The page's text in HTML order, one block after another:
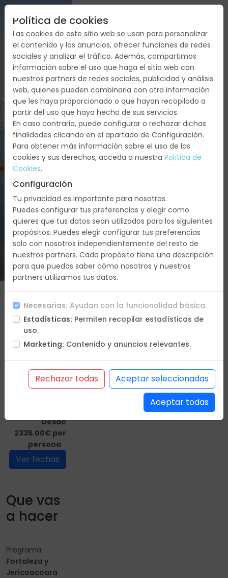
FORTALEZA
Y
JERICOACOARA
Brasil:
Fortaleza,
Jericoacoara
Duracion
9 días
Que vas a
hacer
Itinerario
Hoteles
Incluye
No incluye
Condiciones
Oferta
Desde
2335.00€ por
persona
Ver fechas
Que vas
a hacer
Programa:
Fortaleza y
Jericoacoara
Política de cookies
Las cookies de este sitio web se usan para personalizar
el contenido y los anuncios, ofrecer funciones de redes
sociales y analizar el tráfico. Además, compartimos
información sobre el uso que haga el sitio web con
nuestros partners de redes sociales, publicidad y análisis
web, quienes pueden combinarla con otra información
que les haya proporcionado o que hayan recopilado a
partir del uso que haya hecho de sus servicios.
En caso contrario, puede configurar o rechazar dichas
finalidades clicando en el apartado de Configuración.
Para obtener más información sobre el uso de las
cookies y sus derechos, acceda a nuestra Política de
Cookies.
Configuración
Tu privacidad es importante para nosotros.
Puedes configurar tus preferencias y elegir como
quieres que tus datos sean utilizados para los siguientes
propósitos. Puedes elegir configurar tus preferencias
solo con nosotros independientemente del resto de
nuestros partners. Cada propósito tiene una descripción
para que puedas saber cómo nosotros y nuestros
partners utilizamos tus datos.
Necesarias: Ayudan con la funcionalidad básica.
Estadísticas: Permiten recopilar estadísticas de
uso.
Marketing: Contenido y anuncios relevantes.
Rechazar todas
Aceptar seleccionadas
Aceptar todas